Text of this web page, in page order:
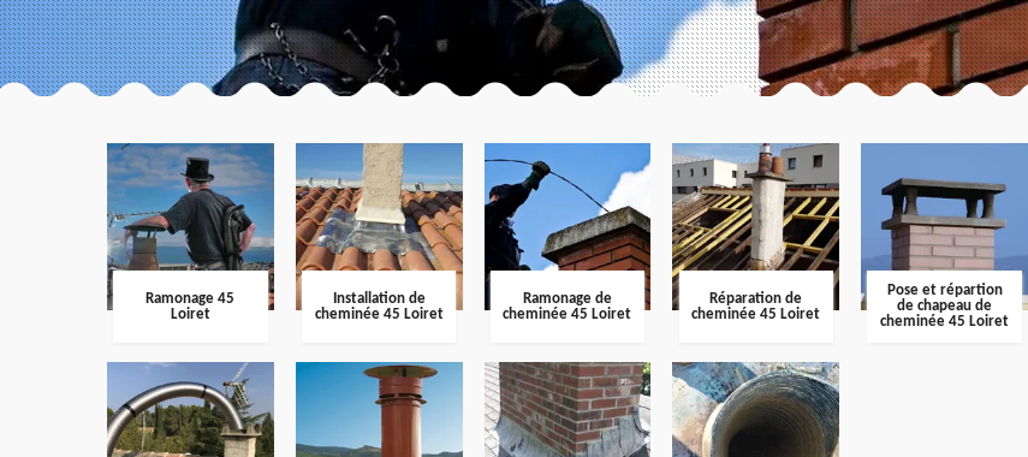
Ramonage 45
Loiret
Installation de
cheminée 45 Loiret
Ramonage de
cheminée 45 Loiret
Réparation de
cheminée 45 Loiret
Pose et répartion
de chapeau de
cheminée 45 Loiret